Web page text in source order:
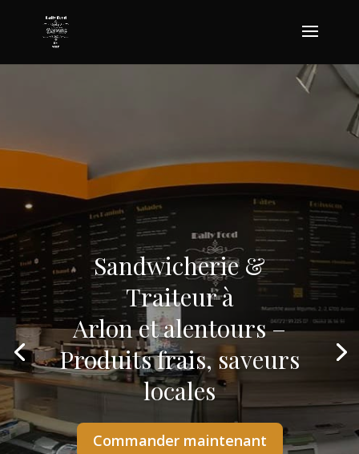
Sandwicherie &
Traiteur à
Arlon et alentours –
Produits frais, saveurs
locales
Commander maintenant